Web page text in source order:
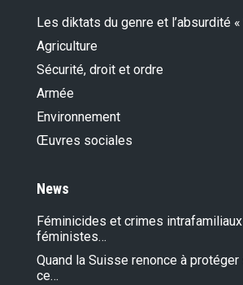
Les diktats du genre et l’absurdité
Agriculture
Sécurité, droit et ordre
Armée
Environnement
Œuvres sociales
News
Féminicides et crimes
féministes…
Quand la Suisse renonce à
ce…